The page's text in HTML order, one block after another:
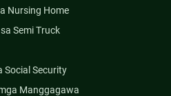
Nursing Home
Semi Truck
Social Security
Manggagawa